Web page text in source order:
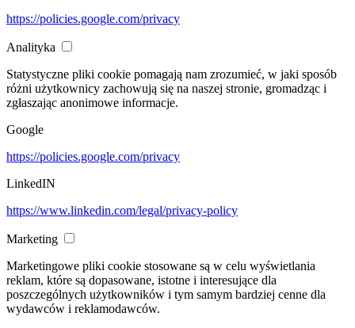
https://policies.google.com/privacy
Analityka
Statystyczne pliki cookie pomagają nam zrozumieć, w jaki sposób
różni użytkownicy zachowują się na naszej stronie, gromadząc i
zgłaszając anonimowe informacje.
Google
https://policies.google.com/privacy
LinkedIN
https://www.linkedin.com/legal/privacy-policy
Marketing
Marketingowe pliki cookie stosowane są w celu wyświetlania
reklam, które są dopasowane, istotne i interesujące dla
poszczególnych użytkowników i tym samym bardziej cenne dla
wydawców i reklamodawców.